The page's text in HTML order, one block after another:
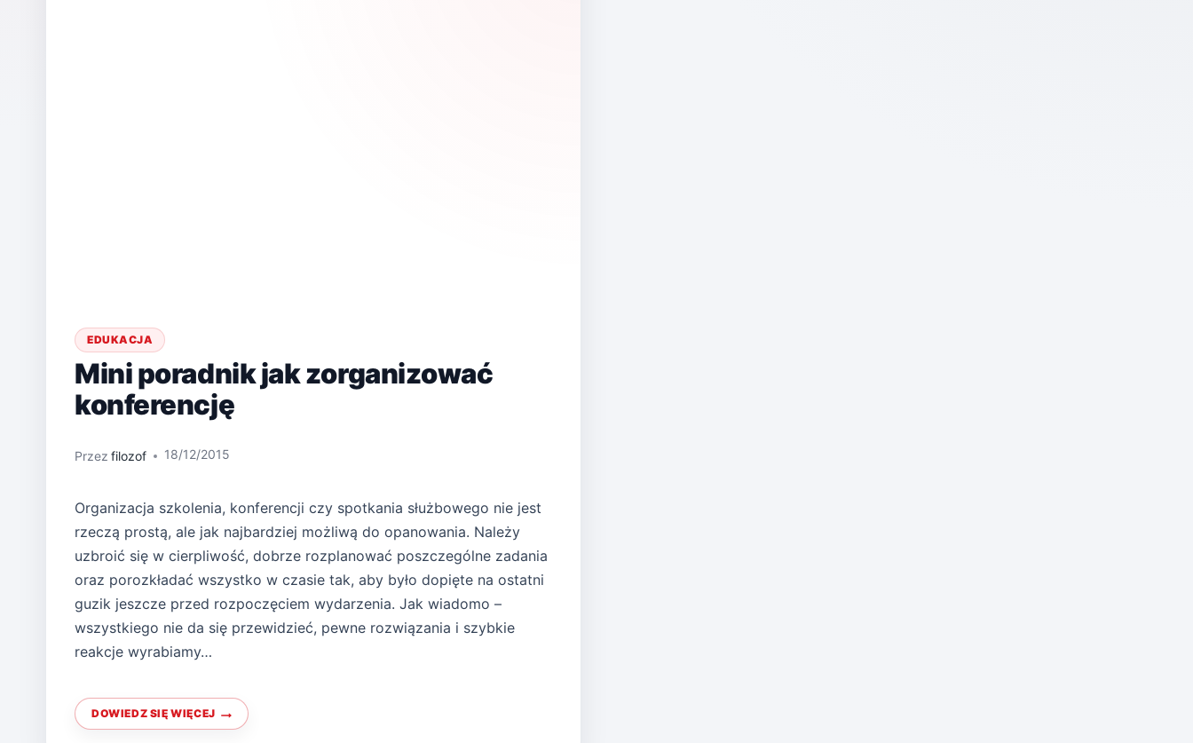
EDUKACJA
Mini poradnik jak zorganizować
konferencję
Przez filozof 18/12/2015
Organizacja szkolenia, konferencji czy spotkania służbowego nie jest
rzeczą prostą, ale jak najbardziej możliwą do opanowania. Należy
uzbroić się w cierpliwość, dobrze rozplanować poszczególne zadania
oraz porozkładać wszystko w czasie tak, aby było dopięte na ostatni
guzik jeszcze przed rozpoczęciem wydarzenia. Jak wiadomo –
wszystkiego nie da się przewidzieć, pewne rozwiązania i szybkie
reakcje wyrabiamy…
DOWIEDZ SIĘ WIĘCEJ
MINI
PORADNIK